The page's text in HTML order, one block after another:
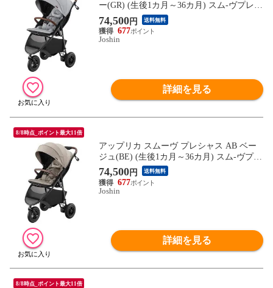
ー(GR) (生後1カ月～36カ月) スム-ヴプレシ
ヤスABGR 【返品種別A】
74,500円 送料無料
677
Joshin
詳細を見る
8/8時点_ポイント最大11倍
アップリカ スムーヴ プレシャス AB ベー
ジュ(BE) (生後1カ月～36カ月) スム-ヴプレ
シヤスABBE 【返品種別A】
74,500円 送料無料
677
Joshin
詳細を見る
8/8時点_ポイント最大11倍